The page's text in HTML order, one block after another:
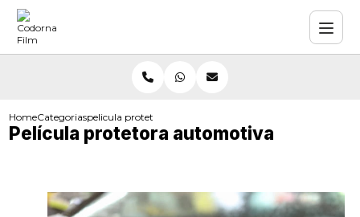
HomeCategoriaspelicula protetora automotiva
Película protetora automotiva